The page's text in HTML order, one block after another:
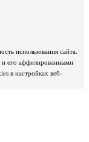
использования сайта.
и его аффилированными
в настройках веб-